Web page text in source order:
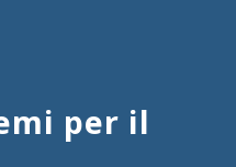
per il